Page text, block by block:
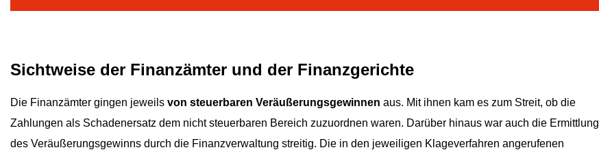
Sichtweise der Finanzämter und der Finanzgerichte
Die Finanzämter gingen jeweils von steuerbaren Veräußerungsgewinnen aus. Mit ihnen kam es zum Streit, ob die
Zahlungen als Schadenersatz dem nicht steuerbaren Bereich zuzuordnen waren. Darüber hinaus war auch die Ermittlung
des Veräußerungsgewinns durch die Finanzverwaltung streitig. Die in den jeweiligen Klageverfahren angerufenen